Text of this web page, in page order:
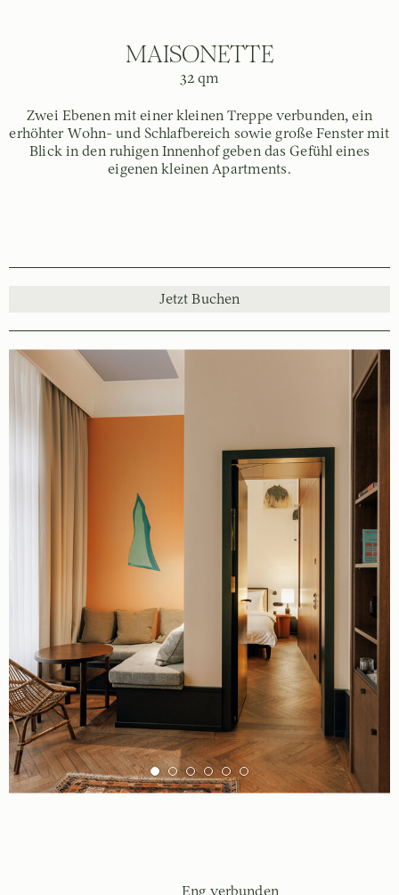
MAISONETTE
32 qm
Zwei Ebenen mit einer kleinen Treppe verbunden, ein
erhöhter Wohn- und Schlafbereich sowie große Fenster mit
Blick in den ruhigen Innenhof geben das Gefühl eines
eigenen kleinen Apartments.
Jetzt Buchen
Eng verbunden